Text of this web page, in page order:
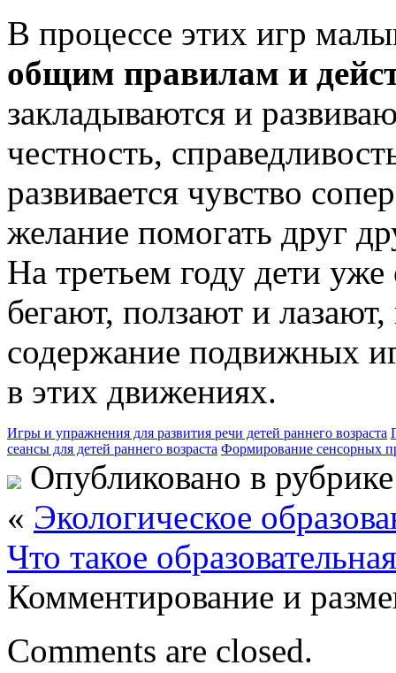
В процессе этих игр
общим правилам и
закладываются и
честность,
развивается чувство
желание помогать друг
На третьем году дети
бегают, ползают и
содержание подвижных
в этих движениях.
Игры и упражнения для развития речи детей раннего возраста
сеансы для детей раннего возраста Формирование сенсорных
Опубликовано в
« Экологическое
Что такое
Комментирование и
Comments are closed.